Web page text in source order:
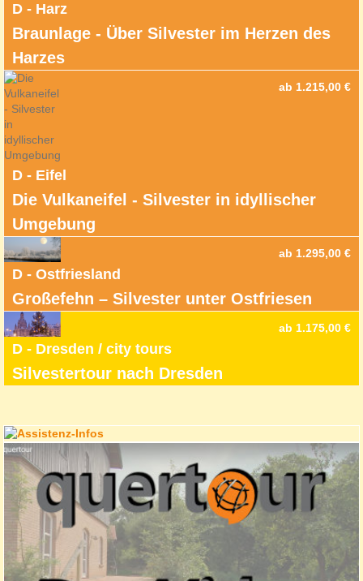
D - Harz
Braunlage - Über Silvester im Herzen des
Harzes
D - Eifel
Die Vulkaneifel - Silvester in idyllischer
Umgebung
ab 1.215,00 €
D - Ostfriesland
Großefehn – Silvester unter Ostfriesen
ab 1.295,00 €
D - Dresden / city tours
Silvestertour nach Dresden
ab 1.175,00 €